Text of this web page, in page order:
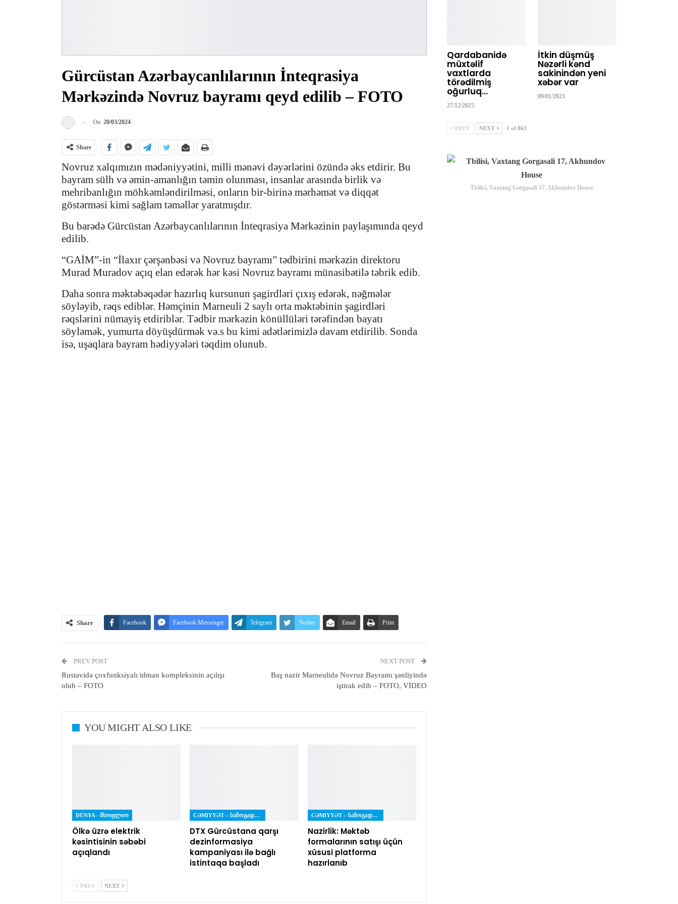
Gürcüstan Azərbaycanlılarının İnteqrasiya
Mərkəzində Novruz bayramı qeyd edilib – FOTO
On 20/03/2024
Share
Novruz xalqımızın mədəniyyətini, milli mənəvi dəyərlərini özündə əks etdirir. Bu
bayram sülh və əmin-amanlığın təmin olunması, insanlar arasında birlik və
mehribanlığın möhkəmləndirilməsi, onların bir-birinə mərhəmət və diqqət
göstərməsi kimi sağlam təməllər yaratmışdır.
Bu barədə Gürcüstan Azərbaycanlılarının İnteqrasiya Mərkəzinin paylaşımında qeyd
edilib.
“GAİM”-in “İlaxır çərşənbəsi və Novruz bayramı” tədbirini mərkəzin direktoru
Murad Muradov açıq elan edərək hər kəsi Novruz bayramı münasibətilə təbrik edib.
Daha sonra məktəbəqədər hazırlıq kursunun şagirdləri çıxış edərək, nəğmələr
söyləyib, rəqs ediblər. Həmçinin Marneuli 2 saylı orta məktəbinin şagirdləri
rəqslərini nümayiş etdiriblər. Tədbir mərkəzin könüllüləri tərəfindən bayatı
söyləmək, yumurta döyüşdürmək və.s bu kimi adətlərimizlə davam etdirilib. Sonda
isə, uşaqlara bayram hədiyyələri təqdim olunub.
Share Facebook Facebook Messenger Telegram Twitter Email Print
PREV POST
Rustavidə çoxfunksiyalı idman kompleksinin açılışı
olub – FOTO
NEXT POST
Baş nazir Marneulidə Novruz Bayramı şənliyində
iştirak edib – FOTO, VİDEO
YOU MIGHT ALSO LIKE
DÜNYA - ᲛᲡᲝᲤᲚᲘᲝ
Ölkə üzrə elektrik
kəsintisinin səbəbi
açıqlandı
CƏMIYYƏT – ᲡᲐᲖᲝᲒᲐᲓᲝᲔᲑᲐ
DTX Gürcüstana qarşı
dezinformasiya
kampaniyası ilə bağlı
istintaqa başladı
CƏMIYYƏT – ᲡᲐᲖᲝᲒᲐᲓᲝᲔᲑᲐ
Nazirlik: Məktəb
formalarının satışı üçün
xüsusi platforma
hazırlanıb
PREV NEXT
Qardabanidə
müxtəlif
vaxtlarda
törədilmiş
oğurluq…
27/12/2025
İtkin düşmüş
Nəzərli kənd
sakinindən yeni
xəbər var
09/01/2023
PREV NEXT 1 of 863
Tbilisi, Vaxtang Gorgasali 17, Akhundov House